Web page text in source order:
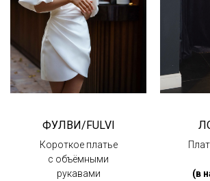
ФУЛВИ/FULVI
Короткое платье
с объёмными
рукавами
(в